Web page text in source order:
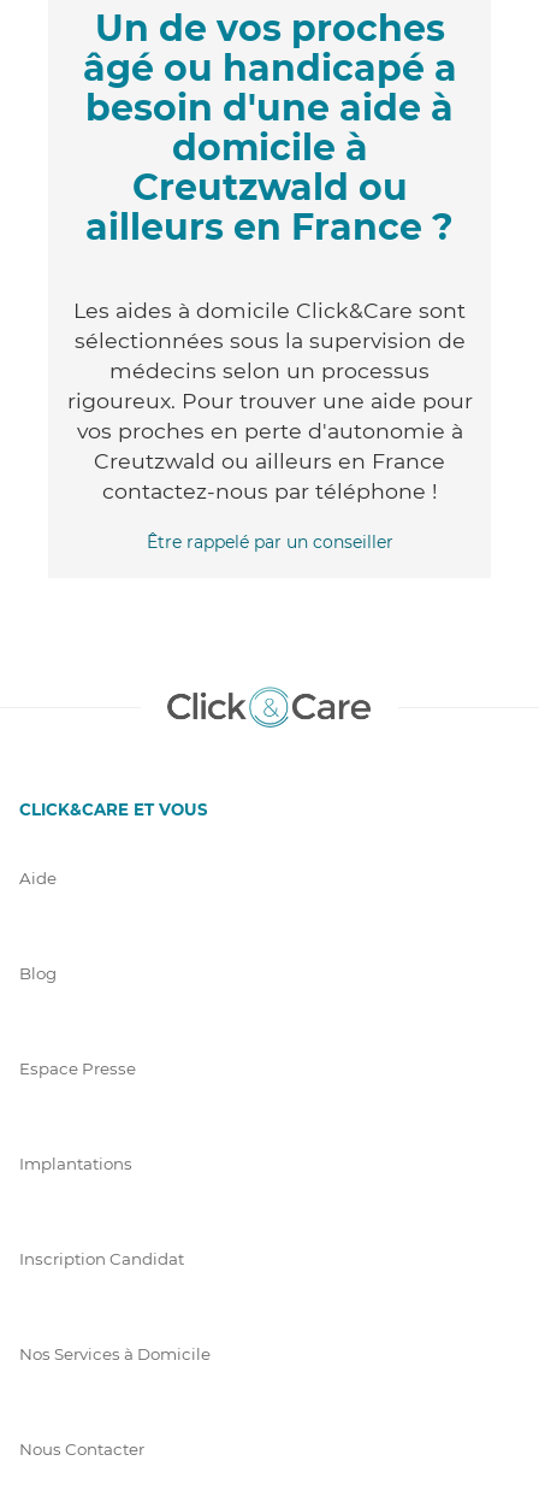
Un de vos proches
âgé ou handicapé a
besoin d'une aide à
domicile à
Creutzwald ou
ailleurs en France ?
Les aides à domicile Click&Care sont
sélectionnées sous la supervision de
médecins selon un processus
rigoureux. Pour trouver une aide pour
vos proches en perte d'autonomie à
Creutzwald ou ailleurs en France
contactez-nous par téléphone !
Être rappelé par un conseiller
CLICK&CARE ET VOUS
Aide
Blog
Espace Presse
Implantations
Inscription Candidat
Nos Services à Domicile
Nous Contacter